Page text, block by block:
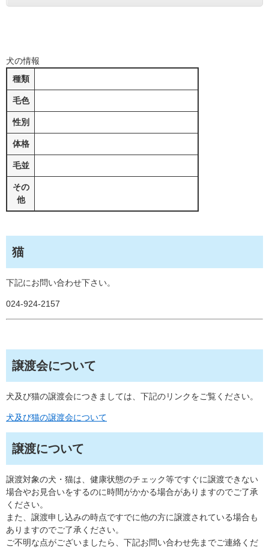
犬の情報
種類
毛色
性別
体格
毛並
その
他
猫
下記にお問い合わせ下さい。
024-924-2157
譲渡会について
犬及び猫の譲渡会につきましては、下記のリンクをご覧ください。
犬及び猫の譲渡会について
譲渡について
譲渡対象の犬・猫は、健康状態のチェック等ですぐに譲渡できない
場合やお見合いをするのに時間がかかる場合がありますのでご了承
ください。
また、譲渡申し込みの時点ですでに他の方に譲渡されている場合も
ありますのでご了承ください。
ご不明な点がございましたら、下記お問い合わせ先までご連絡くだ